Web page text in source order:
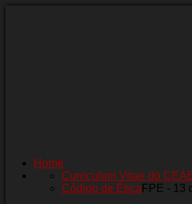
Home
Curriculum Vitae do
Código de Ética FPE - 13